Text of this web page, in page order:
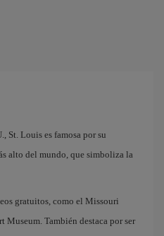
St. Louis es famosa por su
alto del mundo, que simboliza la
gratuitos, como el Missouri
También destaca por ser